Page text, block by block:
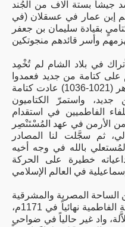
جيشاً بستة آلاف من الجُند
إبن عمار في عسقلان (في
بقيادة سليمان بن جعفر
في بلاد الشام لم تُخْمِد
على كتامة من جديد فعمدوا
إلى اغتياله، وفي عهد خليفته الظاهر (1021-1036) عادت كتامة
واستمرّ الكتاميون
الفاطميين في استقدام
من الأرمن في عهد المُسْتَنْصِر
الجمالي، ثم سجَّلت لنا المصادر
بالله في وجه أخيه
خطيرة على الحركة
المصرية والمشرقية
تماماً إلى غاية سقوط الإمبراطورية الفاطمية نهائياً في 1171م،
واد غير حالياً في ضواحي